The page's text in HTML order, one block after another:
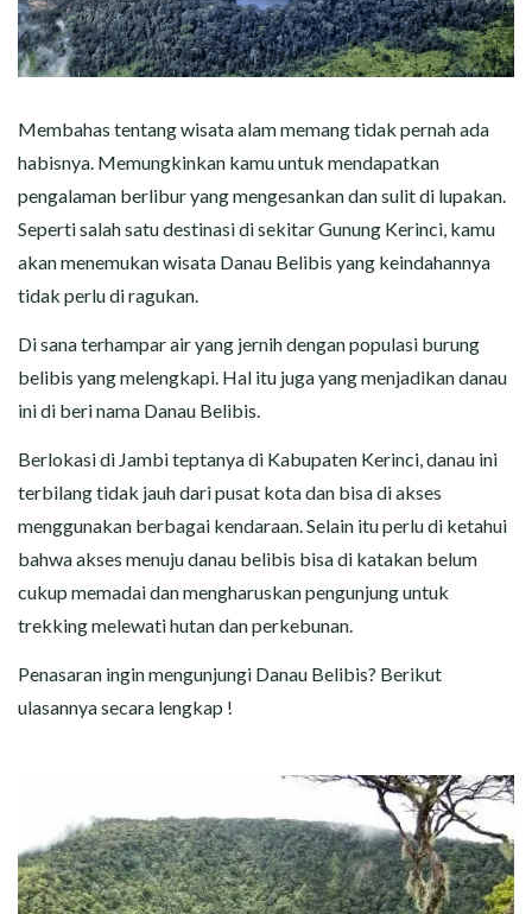
Membahas tentang wisata alam memang tidak pernah ada
habisnya. Memungkinkan kamu untuk mendapatkan
pengalaman berlibur yang mengesankan dan sulit di lupakan.
Seperti salah satu destinasi di sekitar Gunung Kerinci, kamu
akan menemukan wisata Danau Belibis yang keindahannya
tidak perlu di ragukan.
Di sana terhampar air yang jernih dengan populasi burung
belibis yang melengkapi. Hal itu juga yang menjadikan danau
ini di beri nama Danau Belibis.
Berlokasi di Jambi teptanya di Kabupaten Kerinci, danau ini
terbilang tidak jauh dari pusat kota dan bisa di akses
menggunakan berbagai kendaraan. Selain itu perlu di ketahui
bahwa akses menuju danau belibis bisa di katakan belum
cukup memadai dan mengharuskan pengunjung untuk
trekking melewati hutan dan perkebunan.
Penasaran ingin mengunjungi Danau Belibis? Berikut
ulasannya secara lengkap !